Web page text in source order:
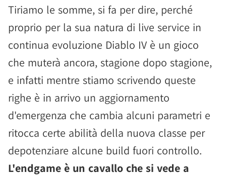
Tiriamo le somme, si fa per dire, perché
proprio per la sua natura di live service in
continua evoluzione Diablo IV è un gioco
che muterà ancora, stagione dopo stagione,
e infatti mentre stiamo scrivendo queste
righe è in arrivo un aggiornamento
d'emergenza che cambia alcuni parametri e
ritocca certe abilità della nuova classe per
depotenziare alcune build fuori controllo.
L'endgame è un cavallo che si vede a